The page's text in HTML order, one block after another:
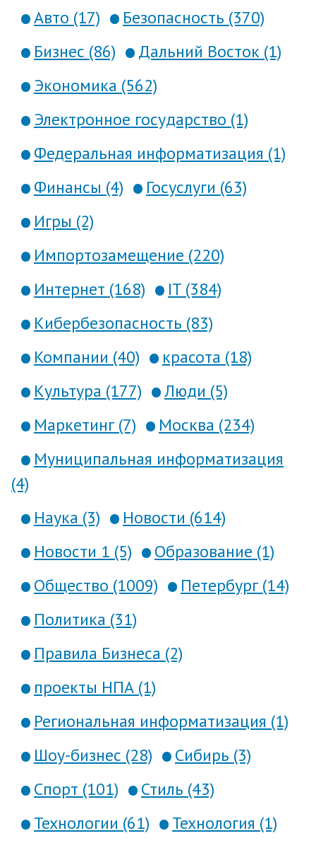
Авто (17)
Безопасность (370)
Бизнес (86)
Дальний Восток (1)
Экономика (562)
Электронное государство (1)
Федеральная информатизация (1)
Финансы (4)
Госуслуги (63)
Игры (2)
Импортозамещение (220)
Интернет (168)
IT (384)
Кибербезопасность (83)
Компании (40)
красота (18)
Культура (177)
Люди (5)
Маркетинг (7)
Москва (234)
Муниципальная информатизация
(4)
Наука (3)
Новости (614)
Новости 1 (5)
Образование (1)
Общество (1009)
Петербург (14)
Политика (31)
Правила Бизнеса (2)
проекты НПА (1)
Региональная информатизация (1)
Шоу-бизнес (28)
Сибирь (3)
Спорт (101)
Стиль (43)
Технологии (61)
Технология (1)